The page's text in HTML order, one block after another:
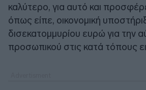
καλύτερο, για αυτό και
όπως είπε, οικονομική
δισεκατομμυρίου ευρώ για την
προσωπικού στις κατά τόπους